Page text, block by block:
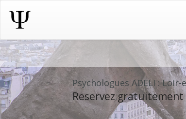
Psychologues ADELI : Loir-
Reservez